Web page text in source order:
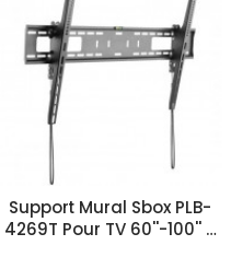
Support Mural Sbox PLB-
4269T Pour TV 60''-100'' -